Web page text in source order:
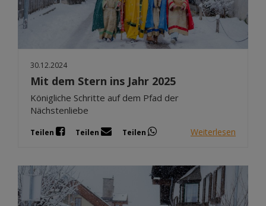
30.12.2024
Mit dem Stern ins Jahr 2025
Königliche Schritte auf dem Pfad der
Nächstenliebe
Teilen Teilen Teilen Weiterlesen